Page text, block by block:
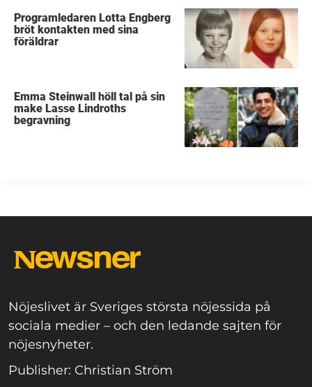
Programledaren Lotta Engberg
bröt kontakten med sina
föräldrar
Emma Steinwall höll tal på sin
make Lasse Lindroths
begravning
Nöjeslivet är Sveriges största nöjessida på
sociala medier – och den ledande sajten för
nöjesnyheter.
Publisher: Christian Ström